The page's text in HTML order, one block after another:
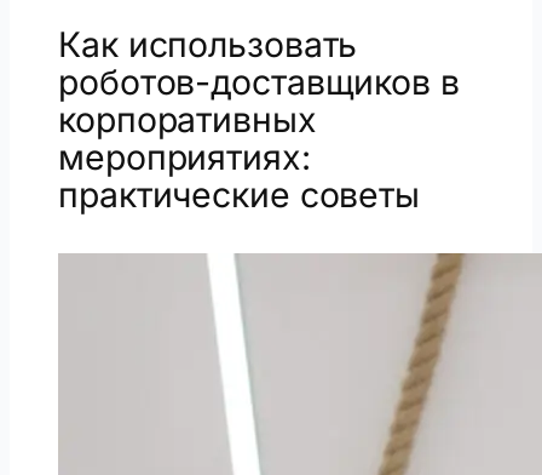
Как использовать
роботов-доставщиков в
корпоративных
мероприятиях:
практические советы